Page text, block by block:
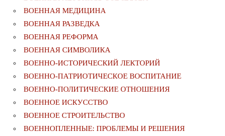
ВОЕННАЯ МЕДИЦИНА
ВОЕННАЯ РАЗВЕДКА
ВОЕННАЯ РЕФОРМА
ВОЕННАЯ СИМВОЛИКА
ВОЕННО-ИСТОРИЧЕСКИЙ ЛЕКТОРИЙ
ВОЕННО-ПАТРИОТИЧЕСКОЕ ВОСПИТАНИЕ
ВОЕННО-ПОЛИТИЧЕСКИE ОТНОШЕНИЯ
ВОЕННОЕ ИСКУССТВО
ВОЕННОЕ СТРОИТЕЛЬСТВО
ВОЕННОПЛЕННЫЕ: ПРОБЛЕМЫ И РЕШЕНИЯ